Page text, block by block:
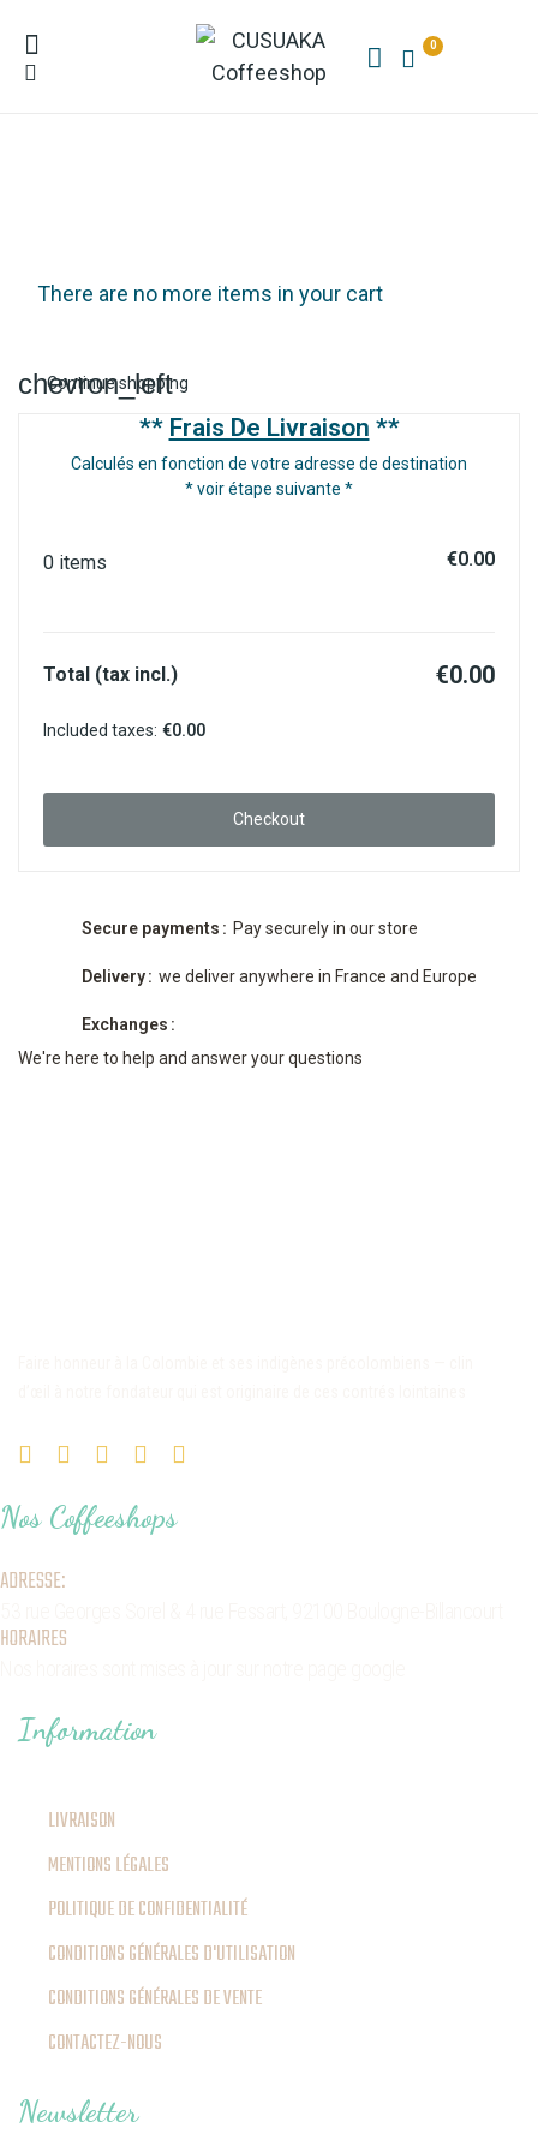
0
There are no more items in your cart
chevron_left
Continue shopping
** Frais De Livraison **
Calculés en fonction de votre adresse de destination
* voir étape suivante *
0 items €0.00
Total (tax incl.) €0.00
Included taxes: €0.00
Checkout
Secure payments Pay securely in our store
Delivery we deliver anywhere in France and Europe
Exchanges
We're here to help and answer your questions
Nos Coffeeshops
ADRESSE:
HORAIRES
Information
LIVRAISON
MENTIONS LÉGALES
POLITIQUE DE CONFIDENTIALITÉ
CONDITIONS GÉNÉRALES D'UTILISATION
CONDITIONS GÉNÉRALES DE VENTE
CONTACTEZ-NOUS
Newsletter